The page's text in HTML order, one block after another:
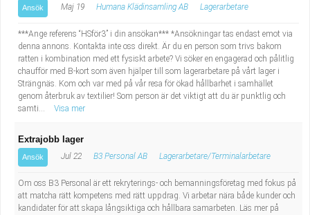
Ansök Maj 19 Humana Klädinsamling AB Lagerarbetare
***Ange referens “HSför3” i din ansökan*** *Ansökningar tas endast emot via
denna annons. Kontakta inte oss direkt. Är du en person som trivs bakom
ratten i kombination med ett fysiskt arbete? Vi söker en engagerad och pålitlig
chaufför med B-kort som även hjälper till som lagerarbetare på vårt lager i
Strängnäs. Kom och var med på vår resa för ökad hållbarhet i samhället
genom återbruk av textilier! Som person är det viktigt att du är punktlig och
samti...
Visa mer
Extrajobb lager
Ansök Jul 22 B3 Personal AB Lagerarbetare/Terminalarbetare
Om oss B3 Personal är ett rekryterings- och bemanningsföretag med fokus på
att matcha rätt kompetens med rätt uppdrag. Vi arbetar nära både kunder och
kandidater för att skapa långsiktiga och hållbara samarbeten. Läs mer på